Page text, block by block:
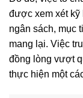
được xem xét kỹ
ngân sách, mục
mang lại. Việc
đồng lòng vượt
thực hiện một